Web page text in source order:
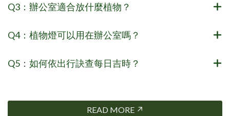
Q3：辦公室適合放什麼植物？
Q4：植物燈可以用在辦公室嗎？
Q5：如何依出行訣查每日吉時？
READ MORE ↗